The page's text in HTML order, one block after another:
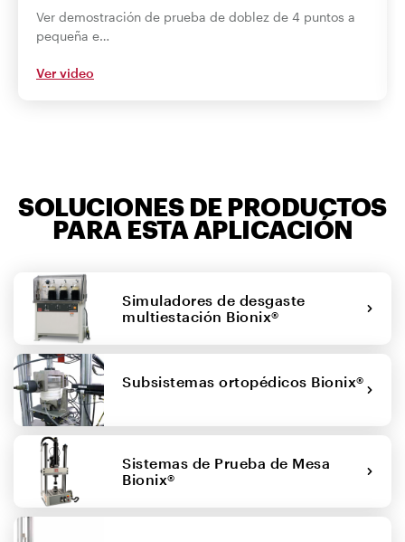
Ver demostración de prueba de doblez de 4 puntos a
pequeña e…
Ver video
SOLUCIONES DE PRODUCTOS
PARA ESTA APLICACIÓN
Simuladores de desgaste
multiestación Bionix®
Subsistemas ortopédicos Bionix®
Sistemas de Prueba de Mesa
Bionix®